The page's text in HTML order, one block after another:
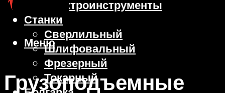
Электроинструменты
Станки
Сверлильный
Шлифовальный
Фрезерный
Токарный
Меню
Грузоподъемные